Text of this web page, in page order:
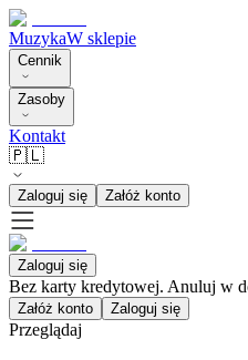
MuzykaW sklepie
Cennik
Zasoby
Kontakt
🇵🇱
Zaloguj się Załóż konto
Zaloguj się
Bez karty kredytowej. Anuluj w
Załóż konto Zaloguj się
Przeglądaj